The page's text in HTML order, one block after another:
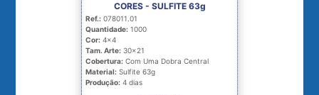
CORES - SULFITE 63g
Ref.: 078011.01
Quantidade: 1000
Cor: 4x4
Tam. Arte: 30x21
Cobertura: Com Uma Dobra Central
Material: Sulfite 63g
Produção: 4 dias